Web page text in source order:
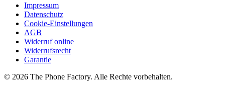
Impressum
Datenschutz
Cookie-Einstellungen
AGB
Widerruf online
Widerrufsrecht
Garantie
© 2026 The Phone Factory. Alle Rechte vorbehalten.